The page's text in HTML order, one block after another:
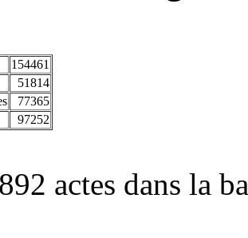
154461
51814
77365
97252
actes dans la